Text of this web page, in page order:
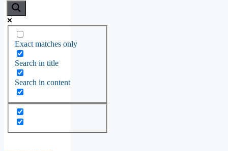
Exact matches only
Search in title
Search in content